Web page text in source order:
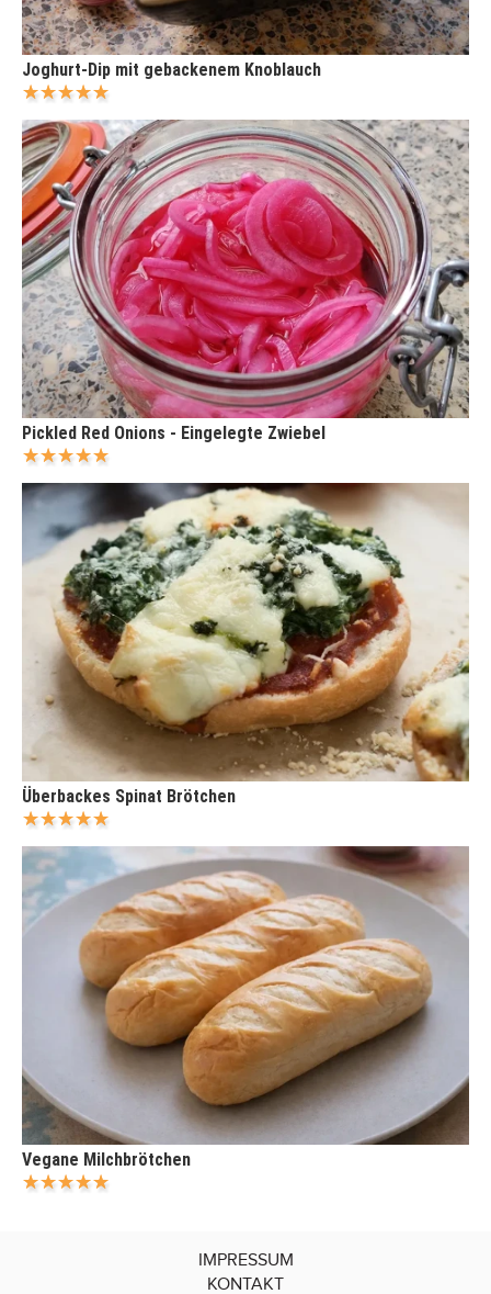
Joghurt-Dip mit gebackenem Knoblauch
Pickled Red Onions - Eingelegte Zwiebel
Überbackes Spinat Brötchen
Vegane Milchbrötchen
IMPRESSUM
KONTAKT